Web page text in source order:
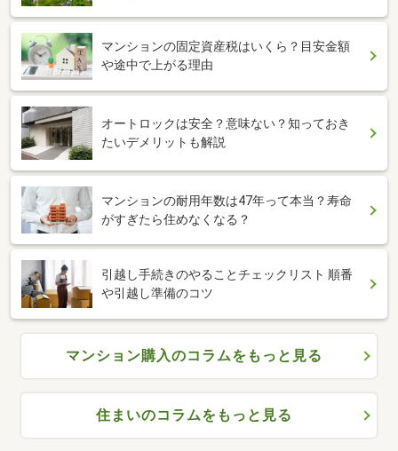
マンションの固定資産税はいくら？目安金額
や途中で上がる理由
オートロックは安全？意味ない？知っておき
たいデメリットも解説
マンションの耐用年数は47年って本当？寿命
がすぎたら住めなくなる？
引越し手続きのやることチェックリスト 順番
や引越し準備のコツ
マンション購入のコラムをもっと見る
住まいのコラムをもっと見る